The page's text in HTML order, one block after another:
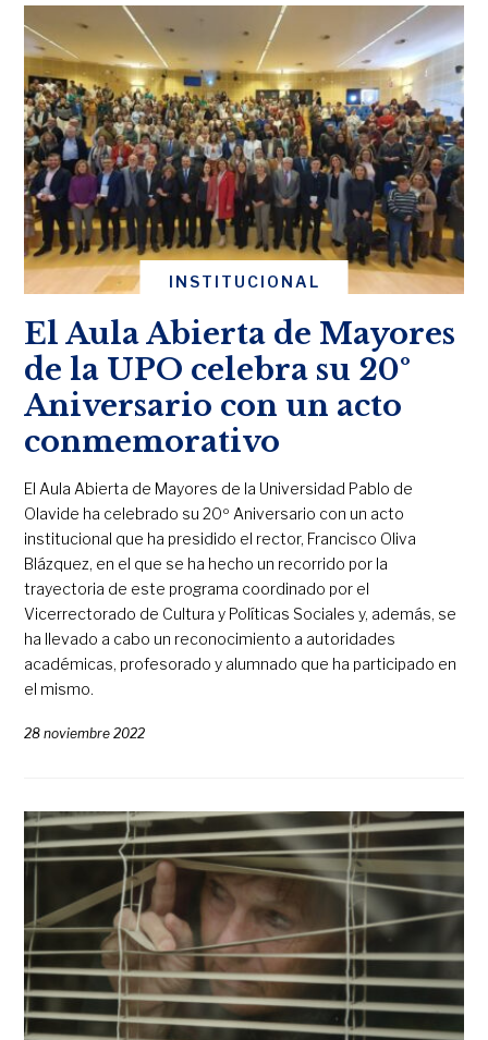
INSTITUCIONAL
El Aula Abierta de Mayores
de la UPO celebra su 20º
Aniversario con un acto
conmemorativo
El Aula Abierta de Mayores de la Universidad Pablo de
Olavide ha celebrado su 20º Aniversario con un acto
institucional que ha presidido el rector, Francisco Oliva
Blázquez, en el que se ha hecho un recorrido por la
trayectoria de este programa coordinado por el
Vicerrectorado de Cultura y Políticas Sociales y, además, se
ha llevado a cabo un reconocimiento a autoridades
académicas, profesorado y alumnado que ha participado en
el mismo.
28 noviembre 2022